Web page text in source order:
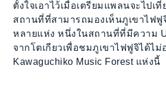
ตั้งใจเอาไว้เมื่อเตรียมแพลนจะไปเ
สถานที่ที่สามารถมองเห็นภูเขาไฟ
หลายแห่ง หนึ่งในสถานที่ที่มีความ
จากโตเกียวเพื่อชมภูเขาไฟฟูจิได้ไ
Kawaguchiko Music Forest แห่งนี้